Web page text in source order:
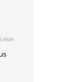
min